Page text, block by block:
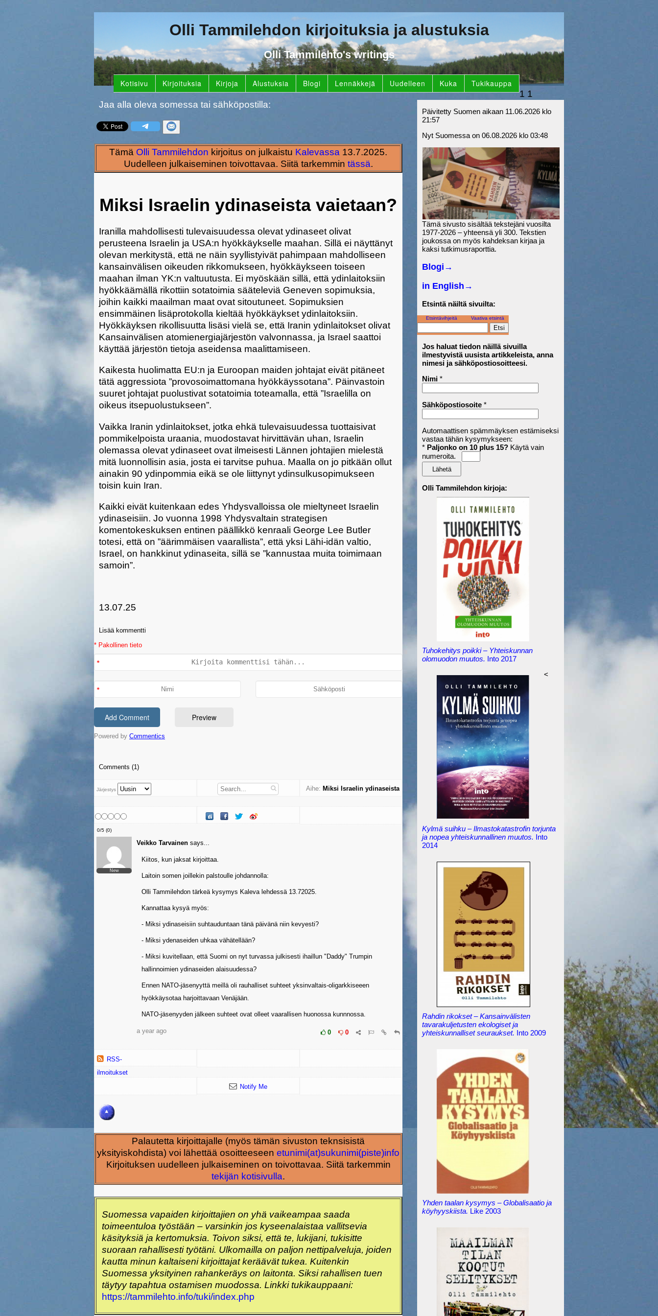
Olli Tammilehdon kirjoituksia ja alustuksia
Olli Tammilehto's writings
Kotisivu Kirjoituksia Kirjoja Alustuksia Blogi Lennäkkejä Uudelleen Kuka Tukikauppa
Jaa alla oleva somessa tai sähköpostilla:
1
Päivitetty Suomen aikaan 11.06.2026 klo
21:57
Nyt Suomessa on 06.08.2026 klo 03:48
Tämä sivusto sisältää tekstejäni vuosilta
1977-2026 – yhteensä yli 300. Tekstien
joukossa on myös kahdeksan kirjaa ja
kaksi tutkimusraporttia.
Blogi→
in English →
Etsintä näiltä sivuilta:
Etsintävihjeitä Vaativa etsintä
Jos haluat tiedon näillä sivuilla
ilmestyvistä uusista artikkeleista, anna
nimesi ja sähköpostiosoitteesi.
Nimi *
Sähköpostiosoite *
Automaattisen spämmäyksen estämiseksi
vastaa tähän kysymykseen:
* Paljonko on 10 plus 15? Käytä vain
numeroita.
Olli Tammilehdon kirjoja:
Tuhokehitys poikki – Yhteiskunnan
olomuodon muutos. Into 2017
<
Kylmä suihku – Ilmastokatastrofin torjunta
ja nopea yhteiskunnallinen muutos. Into
2014
Rahdin rikokset – Kansainvälisten
tavarakuljetusten ekologiset ja
yhteiskunnalliset seuraukset. Into 2009
Yhden taalan kysymys – Globalisaatio ja
köyhyyskiista. Like 2003
1
Tämä Olli Tammilehdon kirjoitus on julkaistu Kalevassa 13.7.2025.
Uudelleen julkaiseminen toivottavaa. Siitä tarkemmin tässä.
Miksi Israelin ydinaseista vaietaan?
Iranilla mahdollisesti tulevaisuudessa olevat ydinaseet olivat
perusteena Israelin ja USA:n hyökkäykselle maahan. Sillä ei näyttänyt
olevan merkitystä, että ne näin syyllistyivät pahimpaan mahdolliseen
kansainvälisen oikeuden rikkomukseen, hyökkäykseen toiseen
maahan ilman YK:n valtuutusta. Ei myöskään sillä, että ydinlaitoksiin
hyökkäämällä rikottiin sotatoimia sääteleviä Geneven sopimuksia,
joihin kaikki maailman maat ovat sitoutuneet. Sopimuksien
ensimmäinen lisäprotokolla kieltää hyökkäykset ydinlaitoksiin.
Hyökkäyksen rikollisuutta lisäsi vielä se, että Iranin ydinlaitokset olivat
Kansainvälisen atomienergiajärjestön valvonnassa, ja Israel saattoi
käyttää järjestön tietoja aseidensa maalittamiseen.
Kaikesta huolimatta EU:n ja Euroopan maiden johtajat eivät pitäneet
tätä aggressiota ”provosoimattomana hyökkäyssotana”. Päinvastoin
suuret johtajat puolustivat sotatoimia toteamalla, että ”Israelilla on
oikeus itsepuolustukseen”.
Vaikka Iranin ydinlaitokset, jotka ehkä tulevaisuudessa tuottaisivat
pommikelpoista uraania, muodostavat hirvittävän uhan, Israelin
olemassa olevat ydinaseet ovat ilmeisesti Lännen johtajien mielestä
mitä luonnollisin asia, josta ei tarvitse puhua. Maalla on jo pitkään ollut
ainakin 90 ydinpommia eikä se ole liittynyt ydinsulkusopimukseen
toisin kuin Iran.
Kaikki eivät kuitenkaan edes Yhdysvalloissa ole mieltyneet Israelin
ydinaseisiin. Jo vuonna 1998 Yhdysvaltain strategisen
komentokeskuksen entinen päällikkö kenraali George Lee Butler
totesi, että on ”äärimmäisen vaarallista”, että yksi Lähi-idän valtio,
Israel, on hankkinut ydinaseita, sillä se ”kannustaa muita toimimaan
samoin”.
13.07.25
Lisää kommentti
* Pakollinen tieto
Powered by Commentics
Comments (1)
Järjestys Aihe: Miksi Israelin ydinaseista
0/5 (0)
New
Veikko Tarvainen says...
Kiitos, kun jaksat kirjoittaa.
Laitoin somen joillekin palstoulle johdannolla:
Olli Tammilehdon tärkeä kysymys Kaleva lehdessä 13.72025.
Kannattaa kysyä myös:
- Miksi ydinaseisiin suhtauduntaan tänä päivänä niin kevyesti?
- Miksi ydenaseiden uhkaa vähätellään?
- Miksi kuvitellaan, että Suomi on nyt turvassa julkisesti ihaillun "Daddy" Trumpin
hallinnoimien ydinaseiden alaisuudessa?
Ennen NATO-jäsenyyttä meillä oli rauhalliset suhteet yksinvaltais-oligarkkiseeen
hyökkäysotaa harjoittavaan Venäjään.
NATO-jäsenyyden jälkeen suhteet ovat olleet vaarallisen huonossa kunnnossa.
a year ago 0 0
RSS-
ilmoitukset
Notify Me
Palautetta kirjoittajalle (myös tämän sivuston teknsisistä
yksityiskohdista) voi lähettää osoitteeseen etunimi(at)sukunimi(piste)info
Kirjoituksen uudelleen julkaiseminen on toivottavaa. Siitä tarkemmin
tekijän kotisivulla.
Suomessa vapaiden kirjoittajien on yhä vaikeampaa saada
toimeentuloa työstään – varsinkin jos kyseenalaistaa vallitsevia
käsityksiä ja kertomuksia. Toivon siksi, että te, lukijani, tukisitte
suoraan rahallisesti työtäni. Ulkomailla on paljon nettipalveluja, joiden
kautta minun kaltaiseni kirjoittajat keräävät tukea. Kuitenkin
Suomessa yksityinen rahankeräys on laitonta. Siksi rahallisen tuen
täytyy tapahtua ostamisen muodossa. Linkki tukikauppaani:
https://tammilehto.info/tuki/index.php